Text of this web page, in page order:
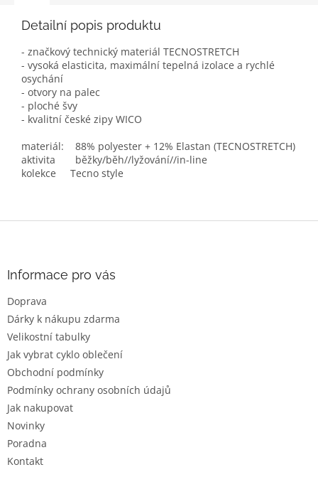
Detailní popis produktu
- značkový technický materiál TECNOSTRETCH
- vysoká elasticita, maximální tepelná izolace a rychlé
osychání
- otvory na palec
- ploché švy
- kvalitní české zipy WICO
materiál: 88% polyester + 12% Elastan (TECNOSTRETCH)
aktivita běžky/běh//lyžování//in-line
kolekce Tecno style
Informace pro vás
Doprava
Dárky k nákupu zdarma
Velikostní tabulky
Jak vybrat cyklo oblečení
Obchodní podmínky
Podmínky ochrany osobních údajů
Jak nakupovat
Novinky
Poradna
Kontakt